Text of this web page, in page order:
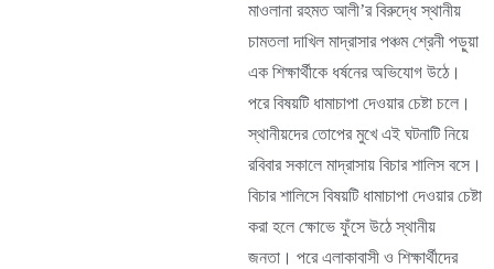
মাওলানা রহমত আলী’র বিরুদ্ধে স্থানীয়
চামতলা দাখিল মাদ্রাসার পঞ্চম শ্রেনী পড়ুয়া
এক শিক্ষার্থীকে ধর্ষনের অভিযোগ উঠে।
পরে বিষয়টি ধামাচাপা দেওয়ার চেষ্টা চলে।
স্থানীয়দের তোপের মুখে এই ঘটনাটি নিয়ে
রবিবার সকালে মাদ্রাসায় বিচার শালিস বসে।
বিচার শালিসে বিষয়টি ধামাচাপা দেওয়ার চেষ্টা
করা হলে ক্ষোভে ফুঁসে উঠে স্থানীয়
জনতা। পরে এলাকাবাসী ও শিক্ষার্থীদের